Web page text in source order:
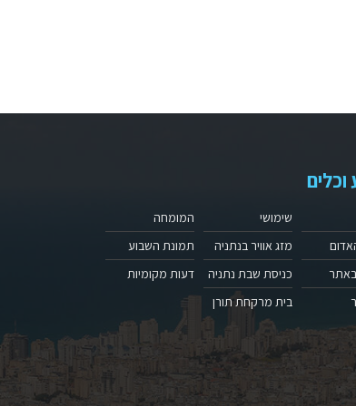
וכלים
שימושי
מזג אוויר בנתניה
כניסת שבת נתניה
בית מרקחת תורן
המומחה
תמונת השבוע
דעות מקומיות